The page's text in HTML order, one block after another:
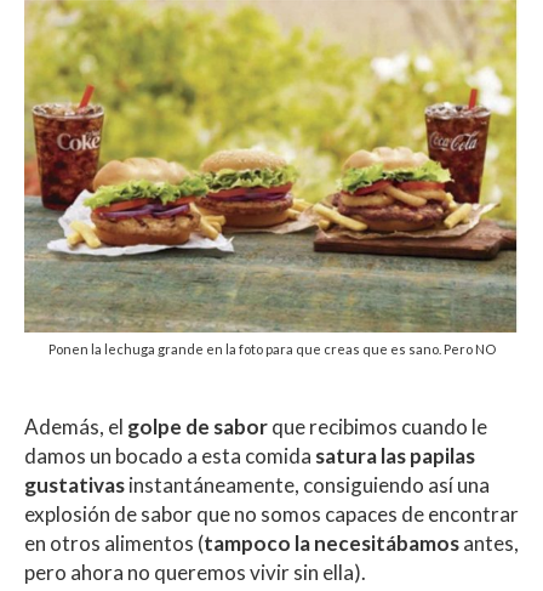
Ponen la lechuga grande en la foto para que creas que es sano. Pero NO
Además, el golpe de saborque recibimos cuando le
damos un bocado a esta comida satura las papilas
gustativasinstantáneamente, consiguiendo así una
explosión de sabor que no somos capaces de encontrar
en otros alimentos (tampoco la necesitábamosantes,
pero ahora no queremos vivir sin ella).